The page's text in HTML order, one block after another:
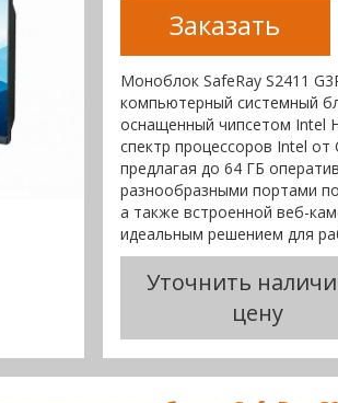
Заказать
Моноблок SafeRay S2411
компьютерный системный
оснащенный чипсетом Intel
спектр процессоров Intel
предлагая до 64 ГБ
разнообразными портами
а также встроенной веб-
идеальным решением для
Уточнить
цену